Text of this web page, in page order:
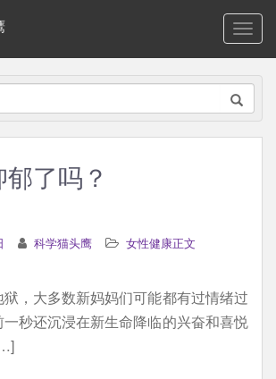
了吗？
科学猫头鹰 女性健康正文
，大多数新妈妈们可能都有过情绪过
秒还沉浸在新生命降临的兴奋和喜悦